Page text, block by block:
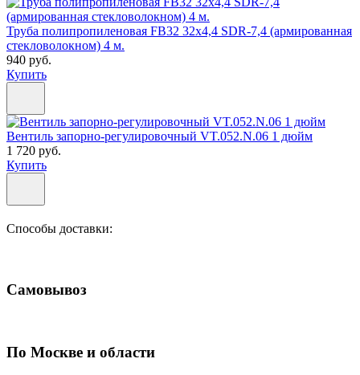
Труба полипропиленовая FB32 32х4,4 SDR-7,4 (армированная
стекловолокном) 4 м.
940 руб.
Купить
Вентиль запорно-регулировочный VT.052.N.06 1 дюйм
1 720 руб.
Купить
Способы доставки:
Самовывоз
По Москве и области